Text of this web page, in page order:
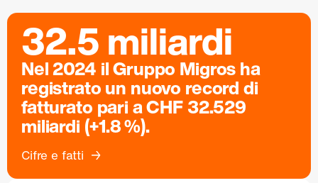
32.5 miliardi
Nel 2024 il Gruppo Migros ha
registrato un nuovo record di
fatturato pari a CHF 32.529
miliardi (+1.8 %).
Cifre e fatti